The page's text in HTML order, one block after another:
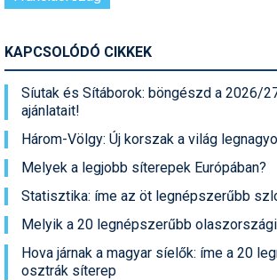
Síszerviz
Sítechnika
Snowboard
Snowboardfelszerelés
Sportorvos
Szakértők
KAPCSOLÓDÓ CIKKEK
Síutak és Sítáborok: böngészd a 2026/
ajánlatait!
Három-Völgy: Új korszak a világ
Melyek a legjobb síterepek Európában?
Statisztika: íme az öt legnépszerűbb
Melyik a 20 legnépszerűbb
Hova járnak a magyar síelők: íme a 20
osztrák síterep